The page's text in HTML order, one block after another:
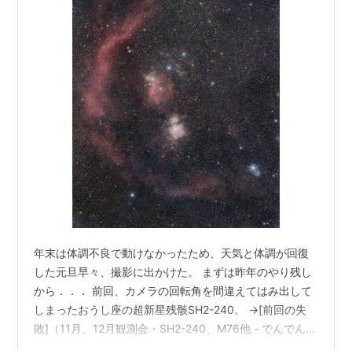
年末は体調不良で動けなかったため、天気と体調が回復
した元旦早々、撮影に出かけた。 まずは昨年のやり残し
から．．． 前回、カメラの回転角を間違えてはみ出して
しまったおうし座の超新星残骸SH2-240。 →[前回の失
敗]（11月、12月観測会・SH2-240、M76他 - でんでんの